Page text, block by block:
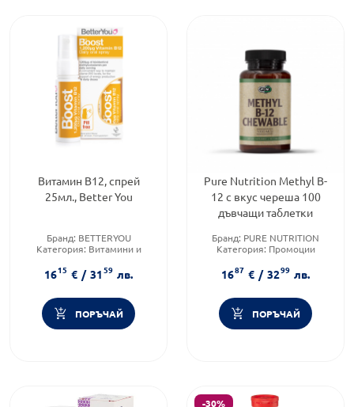
Витамин B12, спрей
25мл., Better You
Бранд: BETTERYOU
Категория: Витамини и
1615 € / 3159 лв.
ПОРЪЧАЙ
Pure Nutrition Methyl B-
12 с вкус череша 100
дъвчащи таблетки
Бранд: PURE NUTRITION
Категория: Промоции
1687 € / 3299 лв.
ПОРЪЧАЙ
-30%